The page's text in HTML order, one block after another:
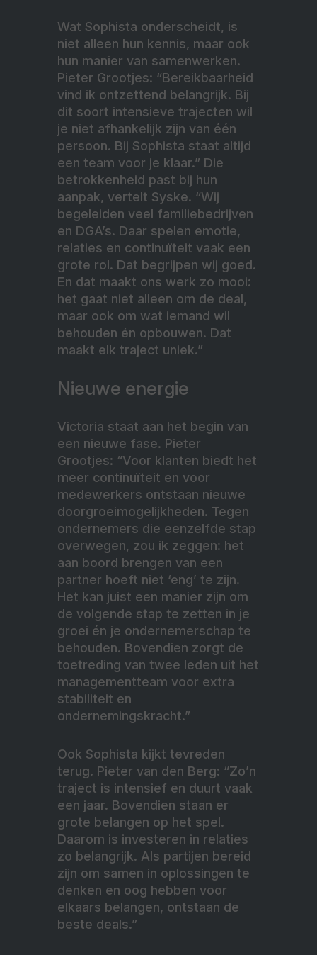
Wat Sophista onderscheidt, is
niet alleen hun kennis, maar ook
hun manier van samenwerken.
Pieter Grootjes: “Bereikbaarheid
vind ik ontzettend belangrijk. Bij
dit soort intensieve trajecten wil
je niet afhankelijk zijn van één
persoon. Bij Sophista staat altijd
een team voor je klaar.” Die
betrokkenheid past bij hun
aanpak, vertelt Syske. “Wij
begeleiden veel familiebedrijven
en DGA’s. Daar spelen emotie,
relaties en continuïteit vaak een
grote rol. Dat begrijpen wij goed.
En dat maakt ons werk zo mooi:
het gaat niet alleen om de deal,
maar ook om wat iemand wil
behouden én opbouwen. Dat
maakt elk traject uniek.”
Nieuwe energie
Victoria staat aan het begin van
een nieuwe fase. Pieter
Grootjes: “Voor klanten biedt het
meer continuïteit en voor
medewerkers ontstaan nieuwe
doorgroeimogelijkheden. Tegen
ondernemers die eenzelfde stap
overwegen, zou ik zeggen: het
aan boord brengen van een
partner hoeft niet ‘eng’ te zijn.
Het kan juist een manier zijn om
de volgende stap te zetten in je
groei én je ondernemerschap te
behouden. Bovendien zorgt de
toetreding van twee leden uit het
managementteam voor extra
stabiliteit en
ondernemingskracht.”
Ook Sophista kijkt tevreden
terug. Pieter van den Berg: “Zo’n
traject is intensief en duurt vaak
een jaar. Bovendien staan er
grote belangen op het spel.
Daarom is investeren in relaties
zo belangrijk. Als partijen bereid
zijn om samen in oplossingen te
denken en oog hebben voor
elkaars belangen, ontstaan de
beste deals.”